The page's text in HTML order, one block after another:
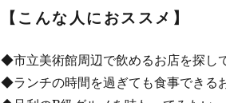
【こんな人におススメ】
◆市立美術館周辺で飲めるお店を探し
◆ランチの時間を過ぎても食事できる